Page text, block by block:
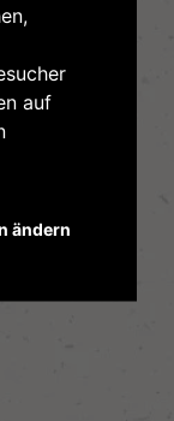
auf
ändern